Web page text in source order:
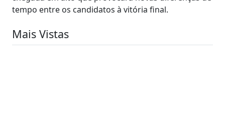
tempo entre os candidatos à vitória final.
Mais Vistas